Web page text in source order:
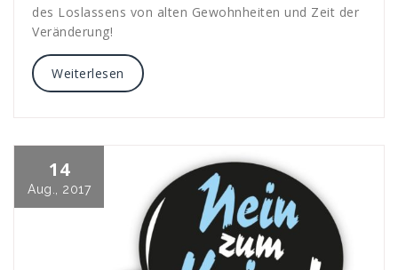
des Loslassens von alten Gewohnheiten und Zeit der
Veränderung!
Weiterlesen
14
Aug., 2017